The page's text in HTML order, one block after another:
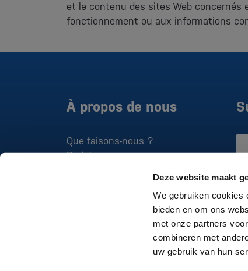
Deze website maakt
We gebruiken cookies
bieden en om ons
met onze partners
combineren met
uw gebruik van hun
et le contenu des sites Web
fonctionnement ou aux informations
À propos de nous
Que faisons-nous ?
Projets